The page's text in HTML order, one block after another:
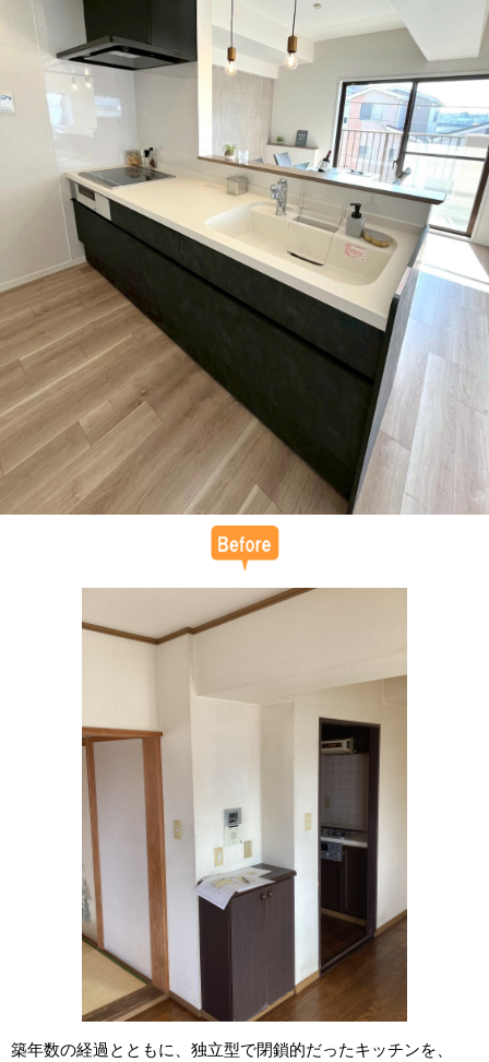
築年数の経過とともに、独立型で閉鎖的だったキッチンを、